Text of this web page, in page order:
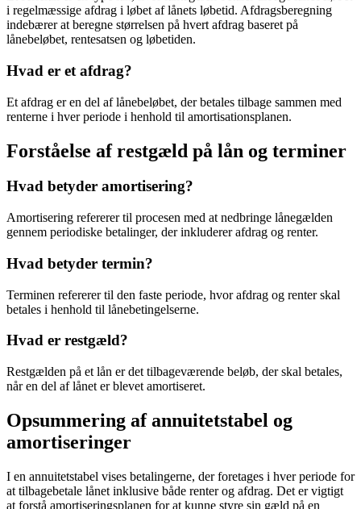
i regelmæssige afdrag i løbet af lånets løbetid. Afdragsberegning
indebærer at beregne størrelsen på hvert afdrag baseret på
lånebeløbet, rentesatsen og løbetiden.
Hvad er et afdrag?
Et afdrag er en del af lånebeløbet, der betales tilbage sammen med
renterne i hver periode i henhold til amortisationsplanen.
Forståelse af restgæld på lån og terminer
Hvad betyder amortisering?
Amortisering refererer til procesen med at nedbringe lånegælden
gennem periodiske betalinger, der inkluderer afdrag og renter.
Hvad betyder termin?
Terminen refererer til den faste periode, hvor afdrag og renter skal
betales i henhold til lånebetingelserne.
Hvad er restgæld?
Restgælden på et lån er det tilbageværende beløb, der skal betales,
når en del af lånet er blevet amortiseret.
Opsummering af annuitetstabel og
amortiseringer
I en annuitetstabel vises betalingerne, der foretages i hver periode for
at tilbagebetale lånet inklusive både renter og afdrag. Det er vigtigt
at forstå amortiseringsplanen for at kunne styre sin gæld på en